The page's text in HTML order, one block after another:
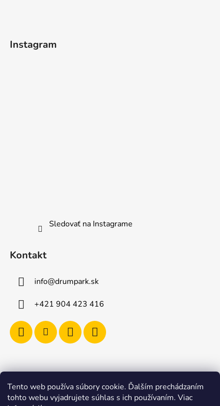
Tento web používa súbory cookie. Ďalším prechádzaním
tohto webu vyjadrujete súhlas s ich používaním. Viac
Instagram
Sledovať na Instagrame
Kontakt
info@drumpark.sk
+421 904 423 416
Navštívte aj e-shop s etnickými hudobnými nástrojmi
Drumbla.sk |